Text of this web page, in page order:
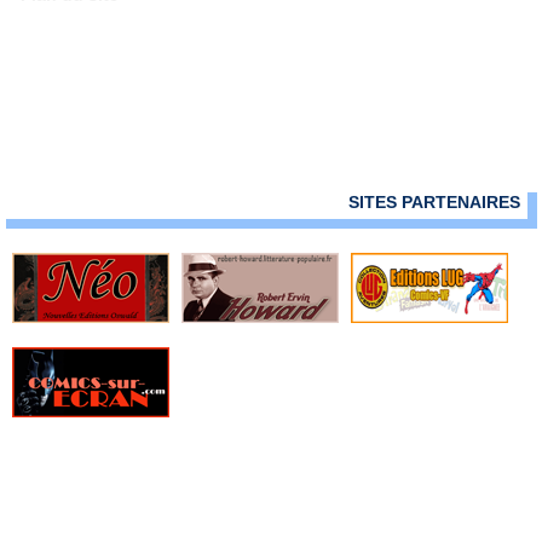
› Mandrake - Mondes mysterieux - 123
› Mandrake - Mondes mysterieux - 124
› Mandrake - Mondes mysterieux - 125
› Mandrake - Mondes mysterieux - 126
› Mandrake - Mondes mysterieux - 127
› Mandrake - Mondes mysterieux - 128
› Mandrake - Mondes mysterieux - 129
› Mandrake - Mondes mysterieux - 130
SITES PARTENAIRES